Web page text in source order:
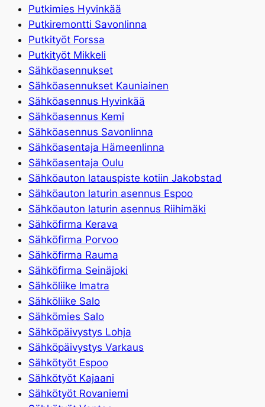
Putkimies Hyvinkää
Putkiremontti Savonlinna
Putkityöt Forssa
Putkityöt Mikkeli
Sähköasennukset
Sähköasennukset Kauniainen
Sähköasennus Hyvinkää
Sähköasennus Kemi
Sähköasennus Savonlinna
Sähköasentaja Hämeenlinna
Sähköasentaja Oulu
Sähköauton latauspiste kotiin Jakobstad
Sähköauton laturin asennus Espoo
Sähköauton laturin asennus Riihimäki
Sähköfirma Kerava
Sähköfirma Porvoo
Sähköfirma Rauma
Sähköfirma Seinäjoki
Sähköliike Imatra
Sähköliike Salo
Sähkömies Salo
Sähköpäivystys Lohja
Sähköpäivystys Varkaus
Sähkötyöt Espoo
Sähkötyöt Kajaani
Sähkötyöt Rovaniemi